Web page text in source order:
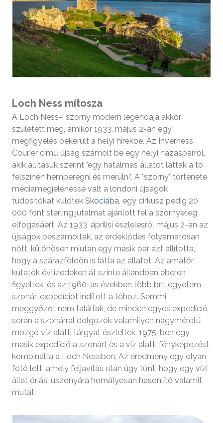
Loch Ness mítosza
A Loch Ness-i szörny modern legendája akkor
született meg, amikor 1933. május 2-án egy
megfigyelés bekerült a helyi hírekbe. Az Inverness
Courier című újság számolt be egy helyi házaspárról,
akik állításuk szerint "egy hatalmas állatot láttak a tó
felszínén hemperegni és merülni". A "szörny" története
médiamegjelenéssé vált a londoni újságok
tudósítókat küldtek Skóciába, egy cirkusz pedig 20
000 font sterling jutalmat ajánlott fel a szörnyeteg
elfogásáért. Az 1933. áprilisi észlelésről május 2-án az
újságok beszámoltak, az érdeklődés folyamatosan
nőtt, különösen miután egy másik pár azt állította,
hogy a szárazföldön is látta az állatot. Az amatőr
kutatók évtizedeken át szinte állandóan éberen
figyeltek, és az 1960-as években több brit egyetem
szonár-expedíciót indított a tóhoz. Semmi
meggyőzőt nem találtak, de minden egyes expedíció
során a szonárral dolgozók valamilyen nagyméretű,
mozgó víz alatti tárgyat észleltek. 1975-ben egy
másik expedíció a szonárt és a víz alatti fényképezést
kombinálta a Loch Nessben. Az eredmény egy olyan
fotó lett, amely feljavítás után úgy tűnt, hogy egy vízi
állat óriási uszonyára homályosan hasonlító valamit
mutat.